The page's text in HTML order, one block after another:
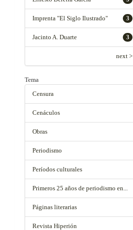
3
Imprenta "El Siglo Ilustrado"
3
Jacinto A. Duarte
next >
Tema
Censura
Cenáculos
Obras
Periodismo
Períodos culturales
Primeros 25 años de periodismo en...
Páginas literarias
Revista Hiperión